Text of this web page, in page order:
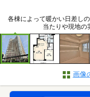
各棟によって暖かい日差し
当たりや現地の
画像